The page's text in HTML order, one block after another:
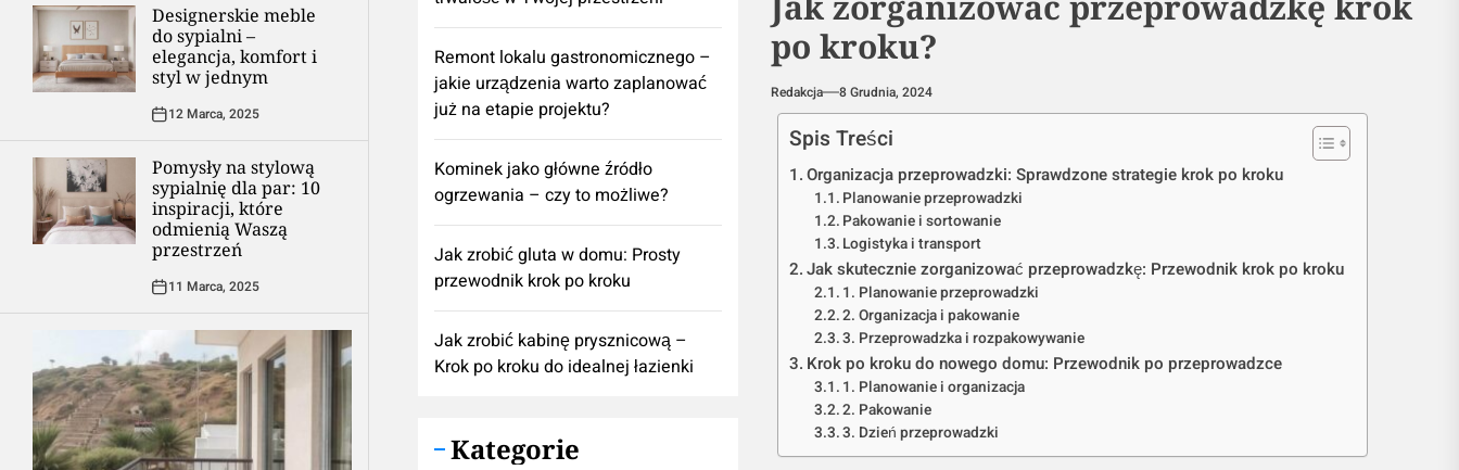
Designerskie meble
do sypialni –
elegancja, komfort i
styl w jednym
12 Marca, 2025
Pomysły na stylową
sypialnię dla par: 10
inspiracji, które
odmienią Waszą
przestrzeń
11 Marca, 2025
po kroku?
Redakcja 8 Grudnia, 2024
Spis Treści
Organizacja przeprowadzki: Sprawdzone strategie krok po kroku
Planowanie przeprowadzki
Pakowanie i sortowanie
Logistyka i transport
Jak skutecznie zorganizować przeprowadzkę: Przewodnik krok po kroku
1. Planowanie przeprowadzki
2. Organizacja i pakowanie
3. Przeprowadzka i rozpakowywanie
Krok po kroku do nowego domu: Przewodnik po przeprowadzce
1. Planowanie i organizacja
2. Pakowanie
3. Dzień przeprowadzki
​Remont lokalu gastronomicznego –
jakie urządzenia warto zaplanować
już na etapie projektu?
Kominek jako główne źródło
ogrzewania – czy to możliwe?
Jak zrobić gluta w domu: Prosty
przewodnik krok po kroku
Jak zrobić kabinę prysznicową –
Krok po kroku do idealnej łazienki
Kategorie